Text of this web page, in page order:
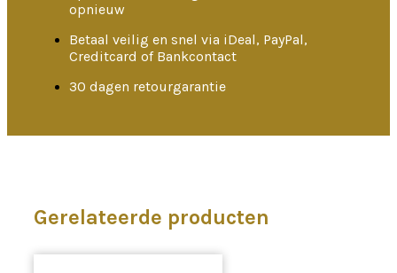
opnieuw
Betaal veilig en snel via iDeal, PayPal,
Creditcard of Bankcontact
30 dagen retourgarantie
Gerelateerde producten